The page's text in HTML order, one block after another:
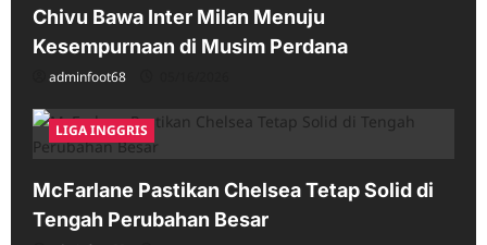
Chivu Bawa Inter Milan Menuju
Kesempurnaan di Musim Perdana
adminfoot68
LIGA INGGRIS
McFarlane Pastikan Chelsea Tetap Solid di
Tengah Perubahan Besar